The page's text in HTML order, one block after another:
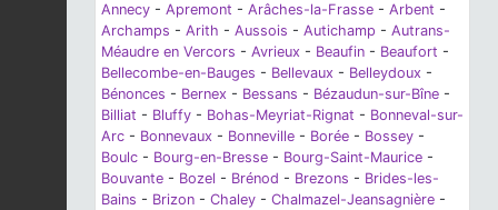
Annecy - Apremont - Arâches-la-Frasse - Arbent -
Archamps - Arith - Aussois - Autichamp - Autrans-
Méaudre en Vercors - Avrieux - Beaufin - Beaufort -
Bellecombe-en-Bauges - Bellevaux - Belleydoux -
Bénonces - Bernex - Bessans - Bézaudun-sur-Bîne -
Billiat - Bluffy - Bohas-Meyriat-Rignat - Bonneval-sur-
Arc - Bonnevaux - Bonneville - Borée - Bossey -
Boulc - Bourg-en-Bresse - Bourg-Saint-Maurice -
Bouvante - Bozel - Brénod - Brezons - Brides-les-
Bains - Brizon - Chaley - Chalmazel-Jeansagnière -